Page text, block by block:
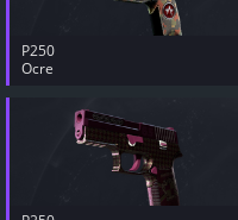
P250
Ocre